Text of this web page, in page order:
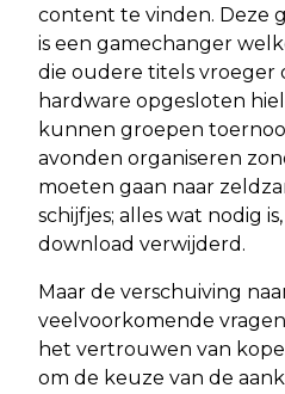
content te vinden. Deze
is een gamechanger
die oudere titels vroeger
hardware opgesloten
kunnen groepen
avonden organiseren
moeten gaan naar
schijfjes; alles wat nodig
download verwijderd.
Maar de verschuiving
veelvoorkomende
het vertrouwen van
om de keuze van de